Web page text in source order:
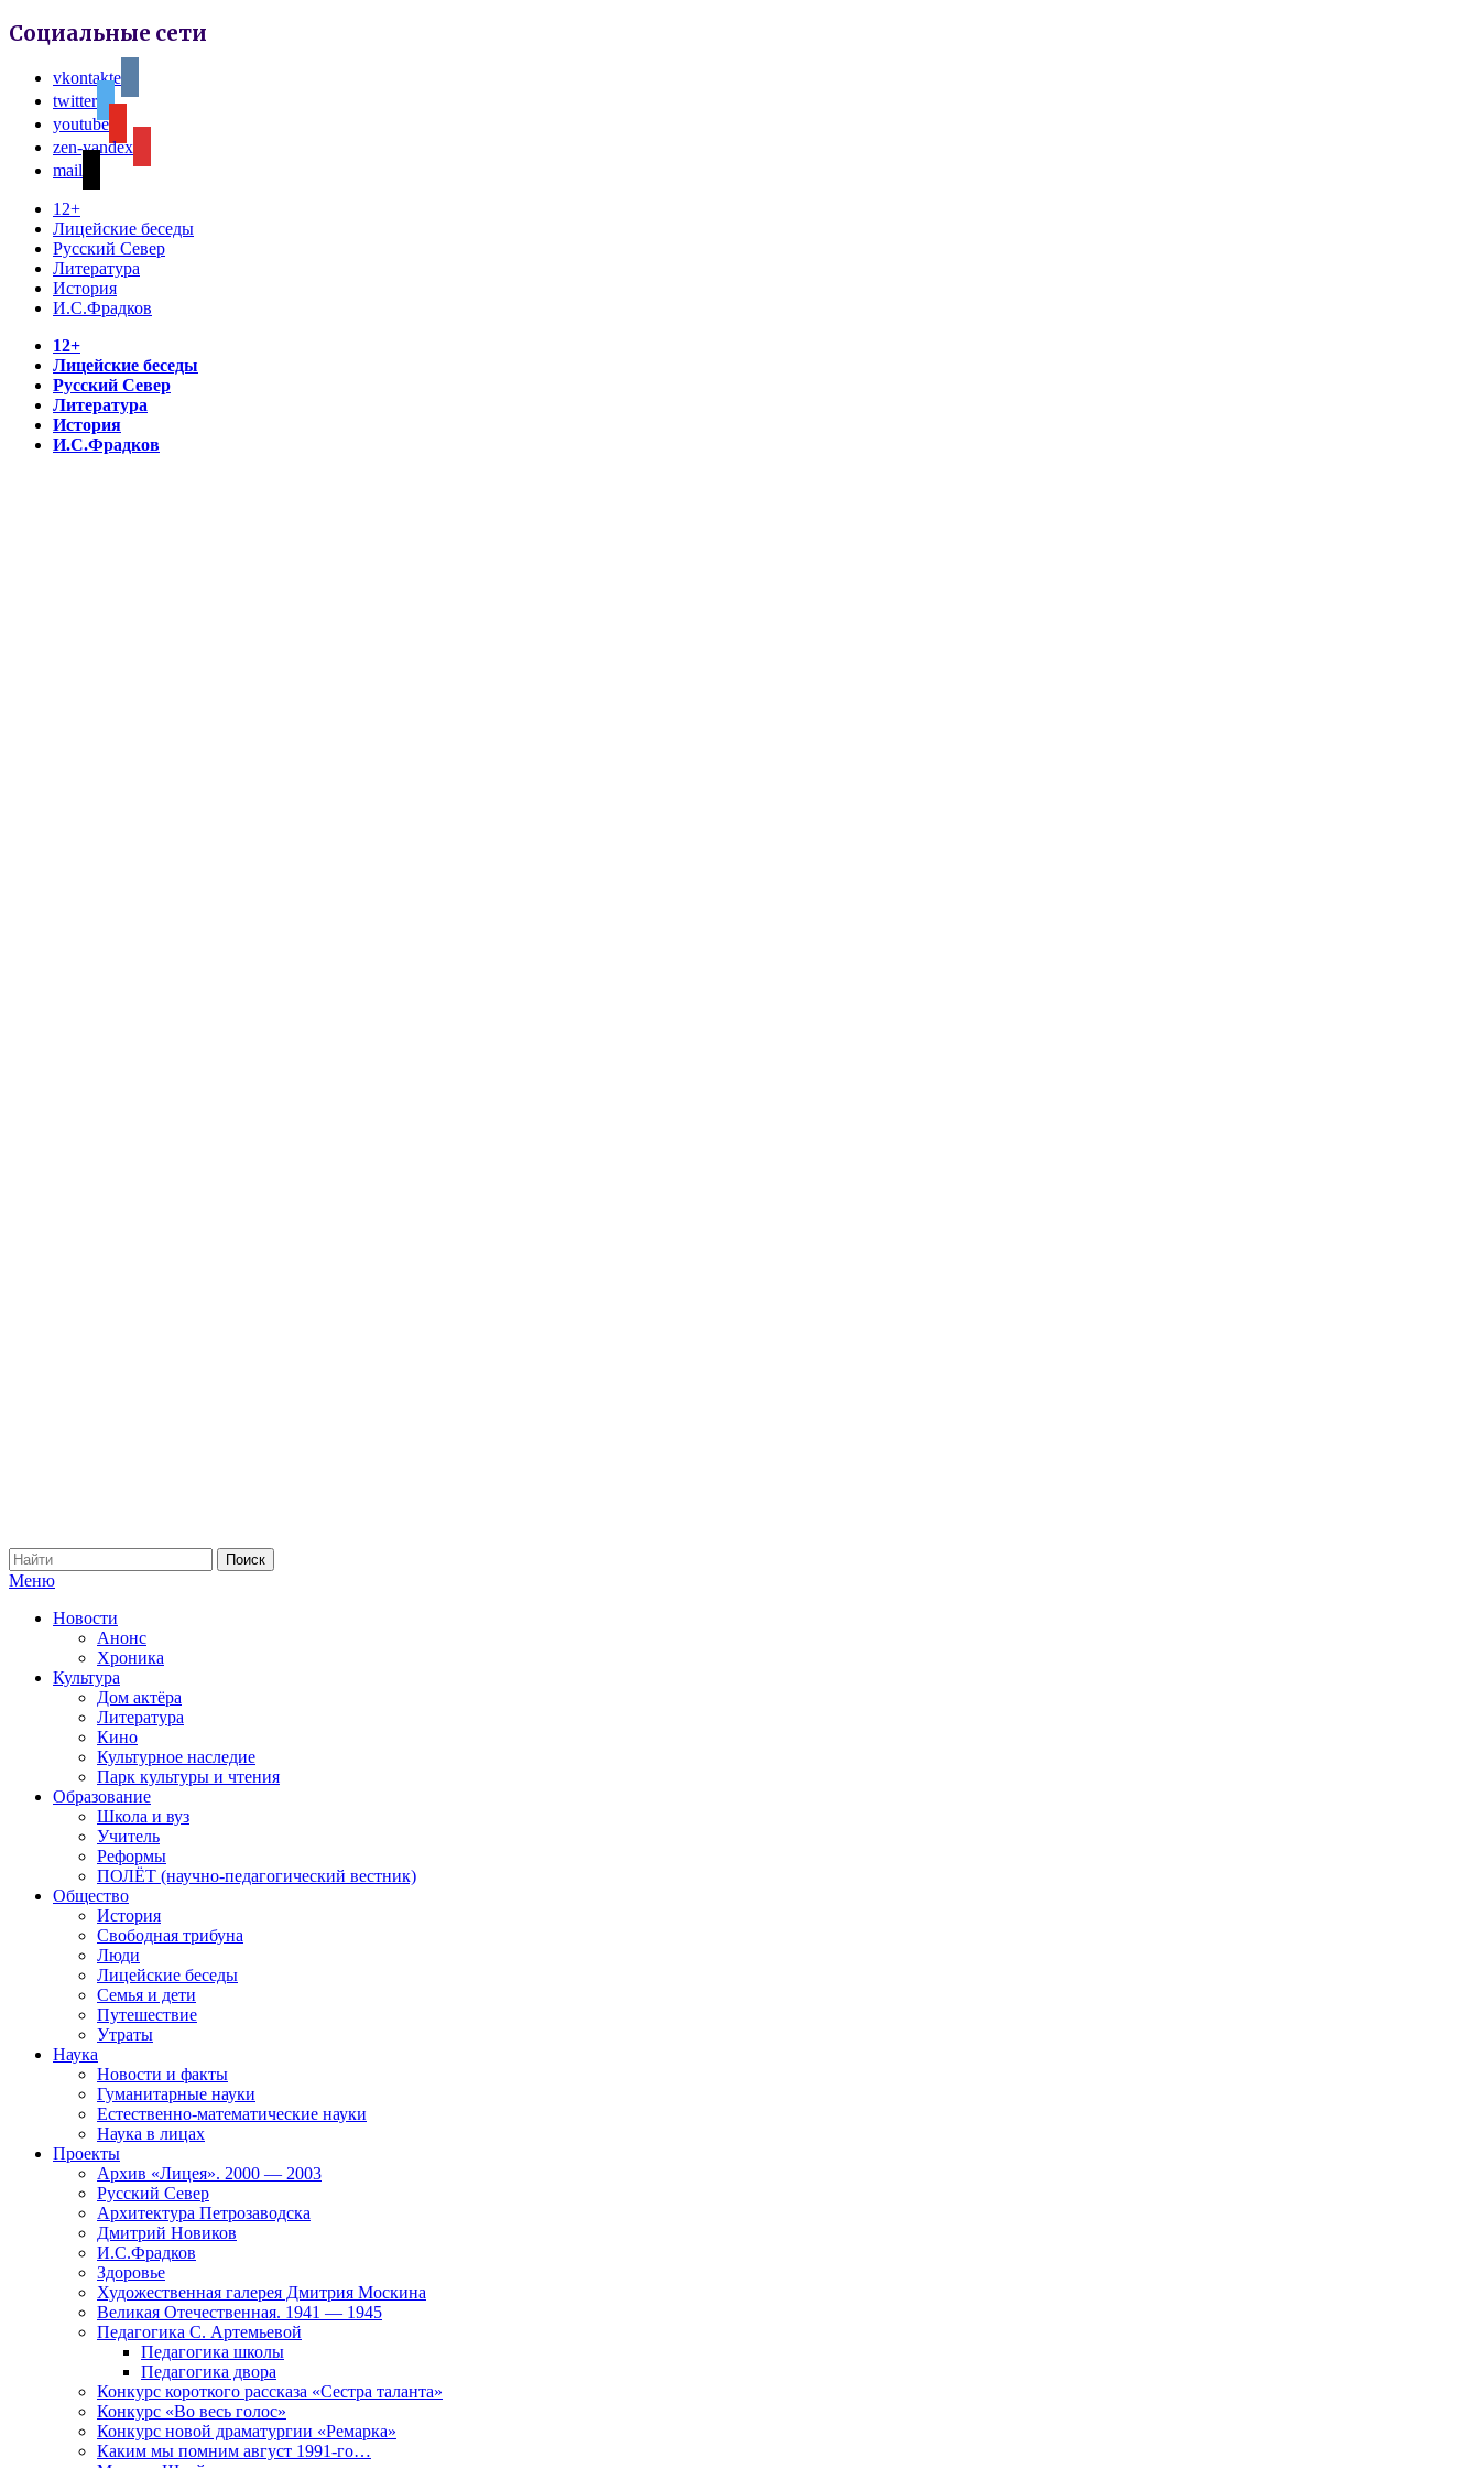
Социальные сети
vkontakte
twitter
youtube
zen-yandex
mail
12+
Лицейские беседы
Русский Север
Литература
История
И.С.Фрадков
12+
Лицейские беседы
Русский Север
Литература
История
И.С.Фрадков
Меню
Новости
Анонс
Хроника
Культура
Дом актёра
Литература
Кино
Культурное наследие
Парк культуры и чтения
Образование
Школа и вуз
Учитель
Реформы
ПОЛЁТ (научно-педагогический вестник)
Общество
История
Свободная трибуна
Люди
Лицейские беседы
Семья и дети
Путешествие
Утраты
Наука
Новости и факты
Гуманитарные науки
Естественно-математические науки
Наука в лицах
Проекты
Архив «Лицея». 2000 — 2003
Русский Север
Архитектура Петрозаводска
Дмитрий Новиков
И.С.Фрадков
Здоровье
Художественная галерея Дмитрия Москина
Великая Отечественная. 1941 — 1945
Педагогика С. Артемьевой
Педагогика школы
Педагогика двора
Конкурс короткого рассказа «Сестра таланта»
Конкурс «Во весь голос»
Конкурс новой драматургии «Ремарка»
Каким мы помним август 1991-го…